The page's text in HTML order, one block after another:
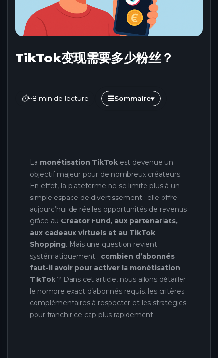
TikTok变现需要多少粉丝？
⏱~8 min de lecture ☰Sommaire▾
La monétisation TikTok est devenue un
objectif majeur pour de nombreux créateurs.
En effet, la plateforme ne se limite plus à un
simple espace de divertissement : elle offre
aujourd’hui de réelles opportunités de revenus
grâce au Creator Fund, aux partenariats,
aux cadeaux virtuels et au TikTok
Shopping. Mais une question revient
systématiquement : combien d’abonnés
faut-il avoir pour activer la monétisation
TikTok ? Dans cet article, nous allons détailler
le nombre exact d’abonnés requis, les critères
complémentaires à respecter et les stratégies
pour franchir ce cap plus rapidement.